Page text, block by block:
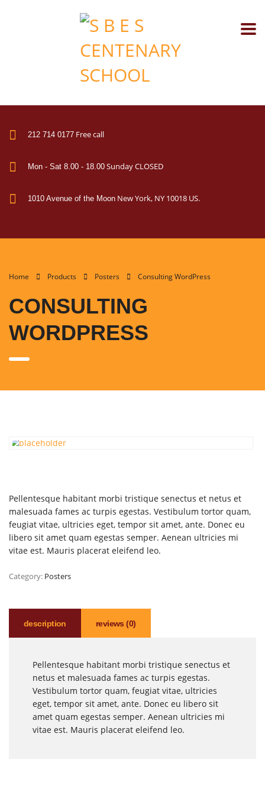
212 714 0177 Free call
Mon - Sat 8.00 - 18.00 Sunday CLOSED
1010 Avenue of the Moon New York, NY 10018 US.
Home Products Posters Consulting WordPress
CONSULTING
WORDPRESS
Pellentesque habitant morbi tristique senectus et netus et
malesuada fames ac turpis egestas. Vestibulum tortor quam,
feugiat vitae, ultricies eget, tempor sit amet, ante. Donec eu
libero sit amet quam egestas semper. Aenean ultricies mi
vitae est. Mauris placerat eleifend leo.
Category: Posters
description reviews (0)
Pellentesque habitant morbi tristique senectus et
netus et malesuada fames ac turpis egestas.
Vestibulum tortor quam, feugiat vitae, ultricies
eget, tempor sit amet, ante. Donec eu libero sit
amet quam egestas semper. Aenean ultricies mi
vitae est. Mauris placerat eleifend leo.